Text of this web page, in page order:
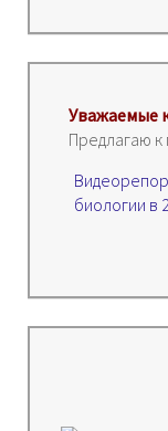
Уважаемые
Предлагаю
биологии в